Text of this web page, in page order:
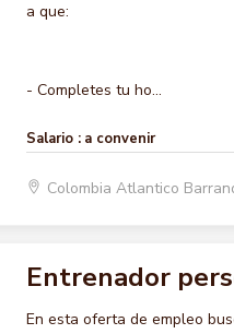
a que:
- Completes tu ho...
Salario : a convenir
Colombia Atlantico
Entrenador
En esta oferta de empleo